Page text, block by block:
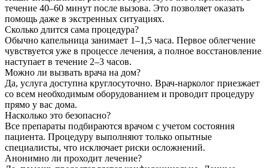
течение 40–60 минут после вызова. Это позволяет оказать
помощь даже в экстренных ситуациях.
Сколько длится сама процедура?
Обычно капельница занимает 1–1,5 часа. Первое облегчение
чувствуется уже в процессе лечения, а полное восстановление
наступает в течение 2–3 часов.
Можно ли вызвать врача на дом?
Да, услуга доступна круглосуточно. Врач-нарколог приезжает
со всем необходимым оборудованием и проводит процедуру
прямо у вас дома.
Насколько это безопасно?
Все препараты подбираются врачом с учетом состояния
пациента. Процедуру выполняют только опытные
специалисты, что исключает риски осложнений.
Анонимно ли проходит лечение?